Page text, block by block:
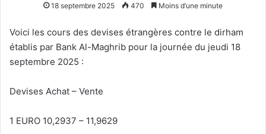
18 septembre 2025 470 Moins d’une minute
Voici les cours des devises étrangères contre le dirham
établis par Bank Al-Maghrib pour la journée du jeudi 18
septembre 2025 :
Devises Achat – Vente
1 EURO 10,2937 – 11,9629